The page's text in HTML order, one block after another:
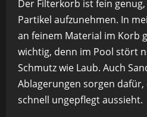
Der Filterkorb ist fein
Partikel aufzunehmen. In
an feinem Material im Korb
wichtig, denn im Pool stört
Schmutz wie Laub. Auch
Ablagerungen sorgen dafür,
schnell ungepflegt aussieht.